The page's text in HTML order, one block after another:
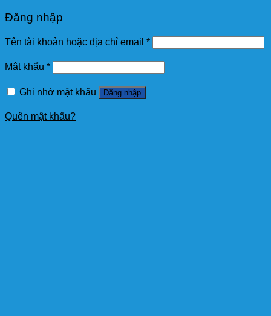
Đăng nhập
Tên tài khoản hoặc địa chỉ email *
Mật khẩu *
Ghi nhớ mật khẩu Đăng nhập
Quên mật khẩu?